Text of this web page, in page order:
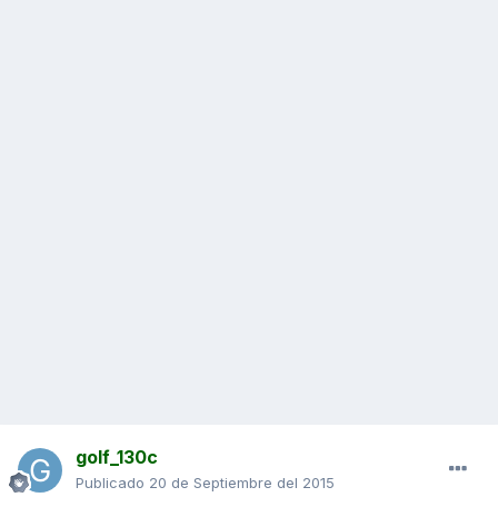
golf_130c
Publicado 20 de Septiembre del 2015